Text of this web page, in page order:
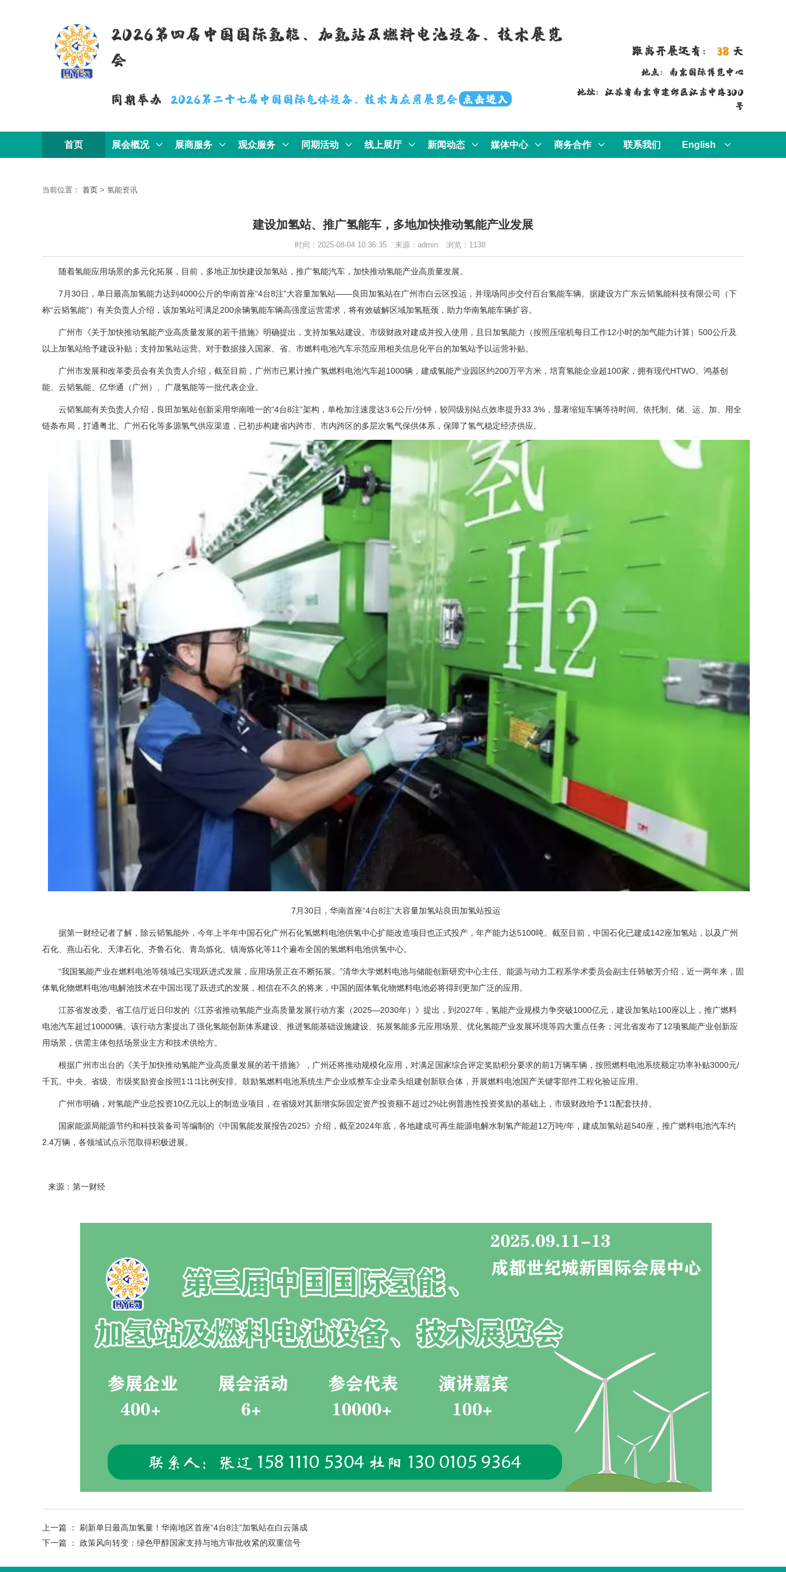
2026第四届中国国际氢能、加氢站及燃料电池设备、技术展览
会
同期举办 2026第二十七届中国国际气体设备、技术与应用展览会 点击进入
距离开展还有： 38 天
地点：南京国际博览中心
地址：江苏省南京市建邺区江东中路300
号
首页 展会概况 展商服务 观众服务 同期活动 线上展厅 新闻动态 媒体中心 商务合作 联系我们 English
当前位置： 首页 > 氢能资讯
建设加氢站、推广氢能车，多地加快推动氢能产业发展
时间：2025-08-04 10:36:35 来源：admin 浏览： 1138
随着氢能应用场景的多元化拓展，目前，多地正加快建设加氢站，推广氢能汽车，加快推动氢能产业高质量发展。
7月30日，单日最高加氢能力达到4000公斤的华南首座“4台8注”大容量加氢站——良田加氢站在广州市白云区投运，并现场同步交付百台氢能车辆。据建设方广东云韬氢能科技有限公司（下
称“云韬氢能”）有关负责人介绍，该加氢站可满足200余辆氢能车辆高强度运营需求，将有效破解区域加氢瓶颈，助力华南氢能车辆扩容。
广州市《关于加快推动氢能产业高质量发展的若干措施》明确提出，支持加氢站建设。市级财政对建成并投入使用，且日加氢能力（按照压缩机每日工作12小时的加气能力计算）500公斤及
以上加氢站给予建设补贴；支持加氢站运营。对于数据接入国家、省、市燃料电池汽车示范应用相关信息化平台的加氢站予以运营补贴。
广州市发展和改革委员会有关负责人介绍，截至目前，广州市已累计推广氢燃料电池汽车超1000辆，建成氢能产业园区约200万平方米，培育氢能企业超100家，拥有现代HTWO、鸿基创
能、云韬氢能、 亿华通 （广州）、广晟氢能等一批代表企业。
云韬氢能有关负责人介绍，良田加氢站创新采用华南唯一的“4台8注”架构，单枪加注速度达3.6公斤/分钟，较同级别站点效率提升33.3%，显著缩短车辆等待时间。依托制、储、运、加、用全
链条布局，打通粤北、
广州石化等多源氢气供应渠道，已初步构建省内跨市、市内跨区的多层次氢气保供体系，保障了氢气稳定经济供应。
7月30日，华南首座“4台8注”大容量加氢站良田加氢站投运
据第一财经记者了解，除云韬氢能外，今年上半年中国石化广州石化氢燃料电池供氢中心扩能改造项目也正式投产，年产能力达5100吨。截至目前，中国石化已建成142座加氢站，以及广州
石化、燕山石化、天津石化、齐鲁石化、青岛炼化、镇海炼化等11个遍布全国的氢燃料电池供氢中心。
“我国氢能产业在燃料电池等领域已实现跃进式发展，应用场景正在不断拓展。”清华大学燃料电池与储能创新研究中心主任、能源与动力工程系学术委员会副主任韩敏芳介绍，近一两年来，固
体氧化物燃料电池/电解池技术在中国出现了跃进式的发展，相信在不久的将来，中国的固体氧化物燃料电池必将得到更加广泛的应用。
江苏省发改委、省工信厅近日印发的《江苏省推动氢能产业高质量发展行动方案（2025—2030年）》提出，到2027年，氢能产业规模力争突破1000亿元，建设加氢站100座以上，推广燃料
电池汽车超过10000辆。该行动方案提出了强化氢能创新体系建设、推进氢能基础设施建设、拓展氢能多元应用场景、优化氢能产业发展环境等四大重点任务；河北省发布了12项氢能产业创新应
用场景，供需主体包括场景业主方和技术供给方。
根据广州市出台的《关于加快推动氢能产业高质量发展的若干措施》，广州还将推动规模化应用，对满足国家综合评定奖励积分要求的前1万辆车辆，按照燃料电池系统额定功率补贴3000元/
千瓦。中央、省级、市级奖励资金按照1∶1∶1比例安排。鼓励氢燃料电池系统生产企业或整车企业牵头组建创新联合体，开展燃料电池国产关键零部件工程化验证应用。
广州市明确，对氢能产业总投资10亿元以上的制造业项目，在省级对其新增实际固定资产投资额不超过2%比例普惠性投资奖励的基础上，市级财政给予1∶1配套扶持。
国家能源局能源节约和科技装备司等编制的《中国氢能发展报告2025》介绍，截至2024年底，各地建成可再生能源电解水制氢产能超12万吨/年，建成加氢站超540座，推广燃料电池汽车约
2.4万辆，各领域试点示范取得积极进展。
来源：第一财经
上一篇 ： 刷新单日最高加氢量！华南地区首座“4台8注”加氢站在白云落成
下一篇 ： 政策风向转变：绿色甲醇国家支持与地方审批收紧的双重信号